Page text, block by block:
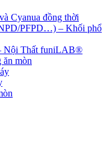
Cyanua đồng thời
PFPD…) – Khối phổ
Nội Thất funiLAB®
ăn mòn